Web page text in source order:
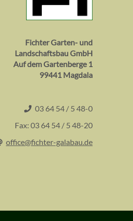
Fichter Garten- und
Landschaftsbau GmbH
Auf dem Gartenberge 1
99441 Magdala
03 64 54 / 5 48-0
Fax: 03 64 54 / 5 48-20
office@fichter-galabau.de